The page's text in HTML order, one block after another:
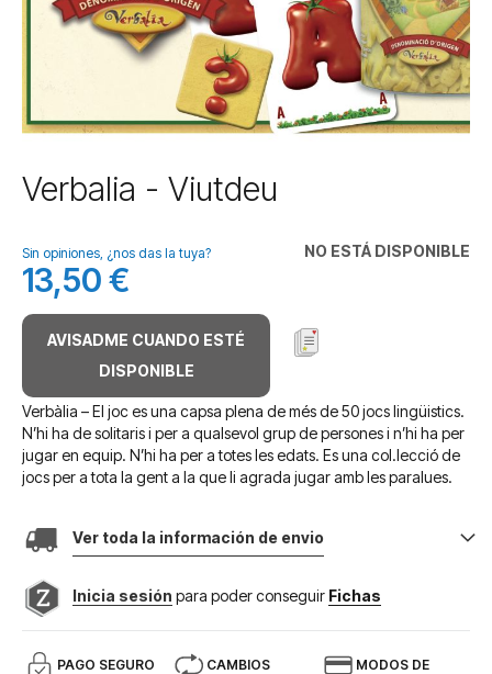
Saltar
al
de
la
galería
de
imágenes
Verbalia - Viutdeu
NO ESTÁ DISPONIBLE
Sin opiniones, ¿nos das la tuya?
13,50 €
AVISADME CUANDO ESTÉ
DISPONIBLE
Verbàlia – El joc es una capsa plena de més de 50 jocs lingüistics.
N’hi ha de solitaris i per a qualsevol grup de persones i n’hi ha per
jugar en equip. N’hi ha per a totes les edats. Es una col.lecció de
jocs per a tota la gent a la que li agrada jugar amb les paralues.
Ver toda la información de envio
Inicia sesión para poder conseguir Fichas
PAGO SEGURO CAMBIOS MODOS DE